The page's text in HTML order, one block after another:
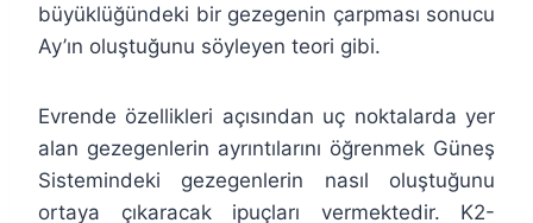
büyüklüğündeki bir gezegenin çarpması sonucu
Ay’ın oluştuğunu söyleyen teori gibi.
Evrende özellikleri açısından uç noktalarda yer
alan gezegenlerin ayrıntılarını öğrenmek Güneş
Sistemindeki gezegenlerin nasıl oluştuğunu
ortaya çıkaracak ipuçları vermektedir. K2-